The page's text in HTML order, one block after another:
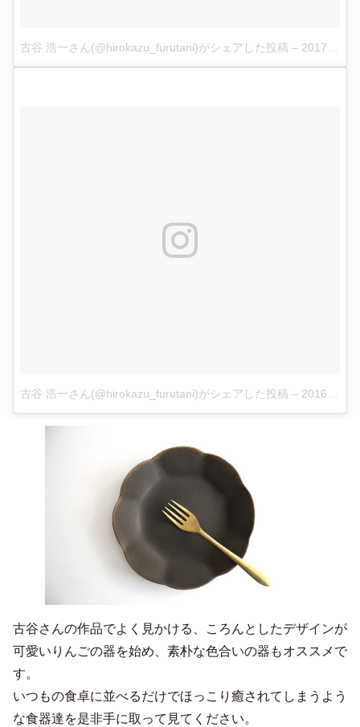
古谷 浩一さん(@hirokazu_furutani)がシェアした投稿 – 2017年12月月6日午後6時49分PST
古谷 浩一さん(@hirokazu_furutani)がシェアした投稿 – 2016年 7月月1日午後5時58分PDT
古谷さんの作品でよく見かける、ころんとしたデザインが
可愛いりんごの器を始め、素朴な色合いの器もオススメで
す。
いつもの食卓に並べるだけでほっこり癒されてしまうよう
な食器達を是非手に取って見てください。